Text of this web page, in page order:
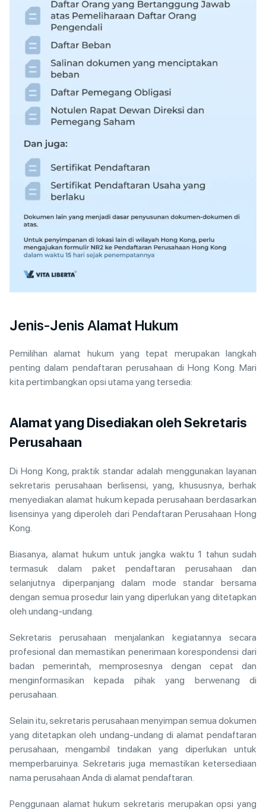
Jenis-Jenis Alamat Hukum
Pemilihan alamat hukum yang tepat merupakan langkah
penting dalam pendaftaran perusahaan di Hong Kong. Mari
kita pertimbangkan opsi utama yang tersedia:
Alamat yang Disediakan oleh Sekretaris
Perusahaan
Di Hong Kong, praktik standar adalah menggunakan layanan
sekretaris perusahaan berlisensi, yang, khususnya, berhak
menyediakan alamat hukum kepada perusahaan berdasarkan
lisensinya yang diperoleh dari Pendaftaran Perusahaan Hong
Kong.
Biasanya, alamat hukum untuk jangka waktu 1 tahun sudah
termasuk dalam paket pendaftaran perusahaan dan
selanjutnya diperpanjang dalam mode standar bersama
dengan semua prosedur lain yang diperlukan yang ditetapkan
oleh undang-undang.
Sekretaris perusahaan menjalankan kegiatannya secara
profesional dan memastikan penerimaan korespondensi dari
badan pemerintah, memprosesnya dengan cepat dan
menginformasikan kepada pihak yang berwenang di
perusahaan.
Selain itu, sekretaris perusahaan menyimpan semua dokumen
yang ditetapkan oleh undang-undang di alamat pendaftaran
perusahaan, mengambil tindakan yang diperlukan untuk
memperbaruinya. Sekretaris juga memastikan ketersediaan
nama perusahaan Anda di alamat pendaftaran.
Penggunaan alamat hukum sekretaris merupakan opsi yang